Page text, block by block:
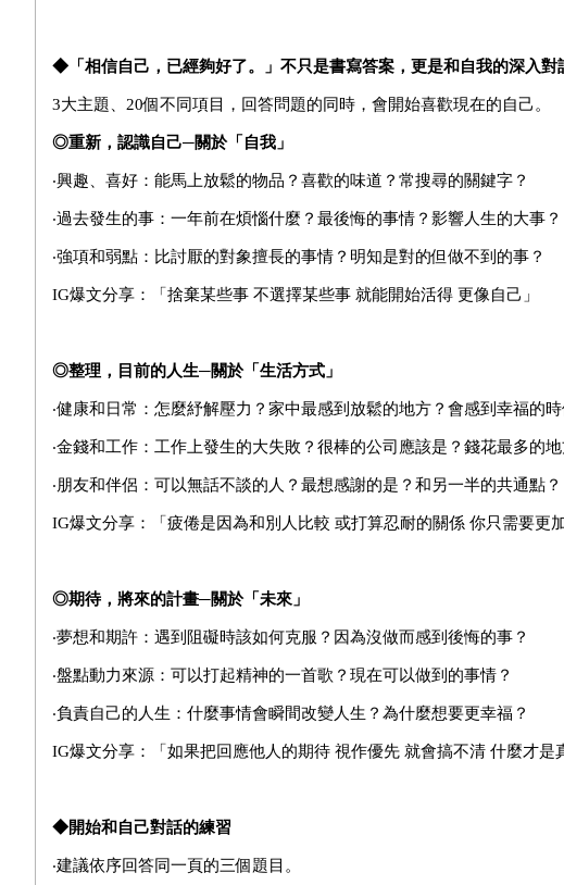
◆ 「相信自己，已經夠好了。」不只是書寫答案，更是和自我的深入對
3大主題、20個不同項目，回答問題的同時，會開始喜歡現在的自己。
◎重新，認識自己─關於「自我」
‧興趣、喜好：能馬上放鬆的物品？喜歡的味道？常搜尋的關鍵字？
‧過去發生的事：一年前在煩惱什麼？最後悔的事情？影響人生的大事？
‧強項和弱點：比討厭的對象擅長的事情？明知是對的但做不到的事？
IG爆文分享：「捨棄某些事 不選擇某些事 就能開始活得 更像自己」
◎整理，目前的人生─關於「生活方式」
‧健康和日常：怎麼紓解壓力？家中最感到放鬆的地方？會感到幸福的時
‧金錢和工作：工作上發生的大失敗？很棒的公司應該是？錢花最多的地
‧朋友和伴侶：可以無話不談的人？最想感謝的是？和另一半的共通點？
IG爆文分享：「疲倦是因為和別人比較 或打算忍耐的關係 你只需要更
◎期待，將來的計畫─關於「未來」
‧夢想和期許：遇到阻礙時該如何克服？因為沒做而感到後悔的事？
‧盤點動力來源：可以打起精神的一首歌？現在可以做到的事情？
‧負責自己的人生：什麼事情會瞬間改變人生？為什麼想要更幸福？
IG爆文分享：「如果把回應他人的期待 視作優先 就會搞不清 什麼才是
◆開始和自己對話的練習
‧建議依序回答同一頁的三個題目。